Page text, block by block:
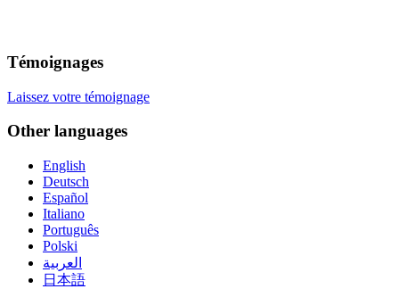
Témoignages
Laissez votre témoignage
Other languages
English
Deutsch
Español
Italiano
Português
Polski
العربية
日本語